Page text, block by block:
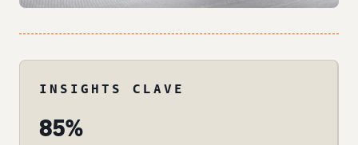
INSIGHTS CLAVE
85%